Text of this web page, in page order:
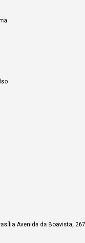
Avenida da Boavista,